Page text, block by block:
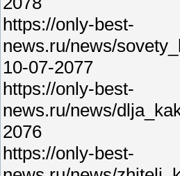
https://only-best-
news.ru/news/
10-07-2077
https://only-best-
news.ru/news/
2076
https://only-best-